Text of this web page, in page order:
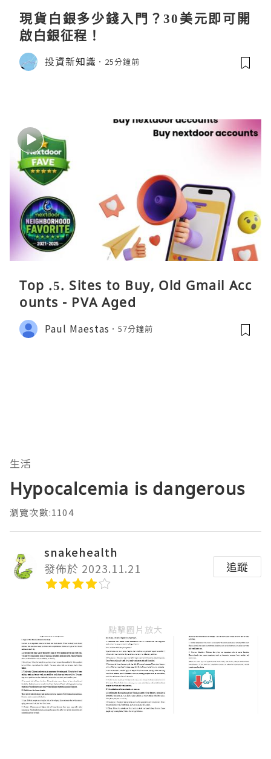
現貨白銀多少錢入門？30美元即可開
啟白銀征程！
投資新知識 25分鐘前
Top .5. Sites to Buy, Old Gmail Acc
ounts - PVA Aged
Paul Maestas 57分鐘前
生活
Hypocalcemia is dangerous
瀏覽次數:1104
snakehealth
發佈於 2023.11.21
追蹤
點擊圖片放大